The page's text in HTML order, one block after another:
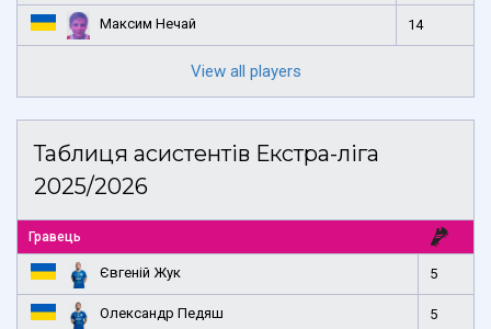
Максим Нечай 14
View all players
Таблиця асистентів Екстра-ліга
2025/2026
Гравець
Євгеній Жук 5
Олександр Педяш 5